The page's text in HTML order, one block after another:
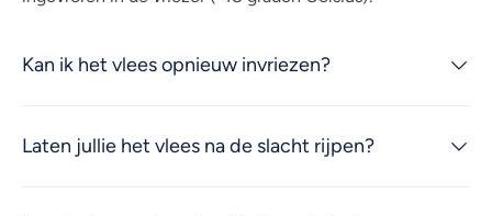
Kan ik het vlees opnieuw invriezen?
Laten jullie het vlees na de slacht rijpen?